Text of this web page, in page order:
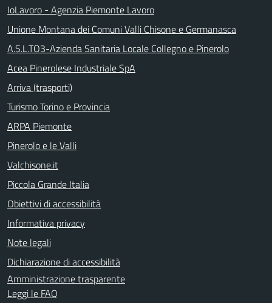
IoLavoro - Agenzia Piemonte Lavoro
Unione Montana dei Comuni Valli Chisone e Germanasca
A.S.L.TO3-Azienda Sanitaria Locale Collegno e Pinerolo
Acea Pinerolese Industriale SpA
Arriva (trasporti)
Turismo Torino e Provincia
ARPA Piemonte
Pinerolo e le Valli
Valchisone.it
Piccola Grande Italia
Obiettivi di accessibilità
Informativa privacy
Note legali
Dichiarazione di accessibilità
Amministrazione trasparente
Leggi le FAQ